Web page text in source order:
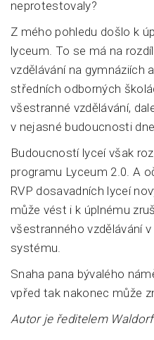
neprotestovaly?
Z mého pohledu došlo k
lyceum. To se má na
vzdělávání na gymnáziích
středních odborných
všestranné vzdělávání,
v nejasné budoucnosti
Budoucností lyceí však
programu Lyceum 2.0. A
RVP dosavadních lyceí
může vést i k úplnému
všestranného vzdělávání
systému.
Snaha pana bývalého
vpřed tak nakonec může
Autor je ředitelem